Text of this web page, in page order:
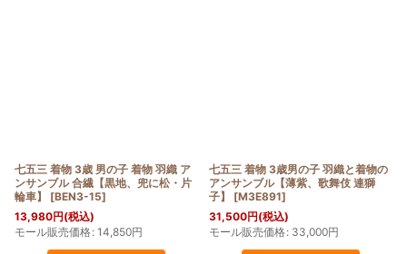
七五三 着物 3歳 男の子 着物 羽織 ア
ンサンブル 合繊【黒地、兜に松・片
輪車】
[BEN3-15]
13,980円(税込)
モール販売価格: 14,850円
七五三 着物 3歳男の子 羽織と着物の
アンサンブル【薄紫、歌舞伎 連獅
子】
[M3E891]
31,500円(税込)
モール販売価格: 33,000円